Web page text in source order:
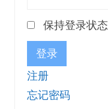
保持登录状态
登录
注册
忘记密码